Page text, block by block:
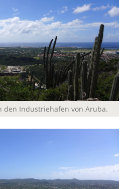
den Industriehafen von Aruba.